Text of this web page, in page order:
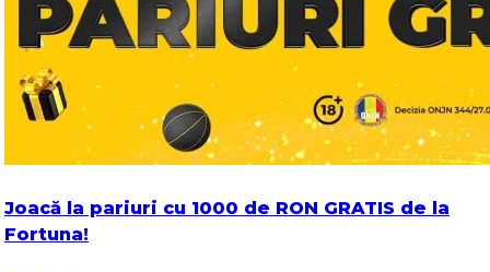
Joacă la pariuri cu 1000 de RON GRATIS de la
Fortuna!